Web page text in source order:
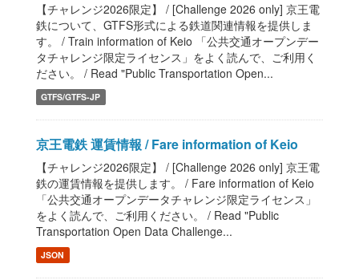
【チャレンジ2026限定】 / [Challenge 2026 only] 京王電
鉄について、GTFS形式による鉄道関連情報を提供しま
す。 / Train information of Keio 「公共交通オープンデー
タチャレンジ限定ライセンス」をよく読んで、ご利用く
ださい。 / Read "Public Transportation Open...
GTFS/GTFS-JP
京王電鉄 運賃情報 / Fare information of Keio
【チャレンジ2026限定】 / [Challenge 2026 only] 京王電
鉄の運賃情報を提供します。 / Fare information of Keio
「公共交通オープンデータチャレンジ限定ライセンス」
をよく読んで、ご利用ください。 / Read "Public
Transportation Open Data Challenge...
JSON